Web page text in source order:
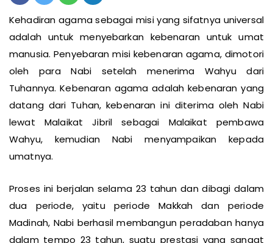
Kehadiran agama sebagai misi yang sifatnya universal
adalah untuk menyebarkan kebenaran untuk umat
manusia. Penyebaran misi kebenaran agama, dimotori
oleh para Nabi setelah menerima Wahyu dari
Tuhannya. Kebenaran agama adalah kebenaran yang
datang dari Tuhan, kebenaran ini diterima oleh Nabi
lewat Malaikat Jibril sebagai Malaikat pembawa
Proses ini berjalan selama 23 tahun dan dibagi dalam
dua periode, yaitu periode Makkah dan periode
Madinah, Nabi berhasil membangun peradaban hanya